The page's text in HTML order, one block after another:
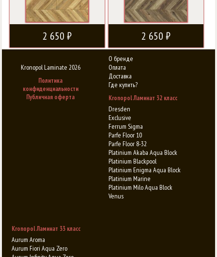
2 650 ₽ 2 650 ₽
Kronopol Laminate 2026
Политика
конфиденциальности
Публичная оферта
О бренде
Оплата
Доставка
Где купить?
Kronopol Ламинат 32 класс
Dresden
Exclusive
Ferrum Sigma
Parfe Floor 10
Parfe Floor 8-32
Platinium Akaba Aqua Block
Platinium Blackpool
Platinium Enigma Aqua Block
Platinium Marine
Platinium Milo Aqua Block
Venus
Kronopol Ламинат 33 класс
Aurum Aroma
Aurum Fiori Aqua Zero